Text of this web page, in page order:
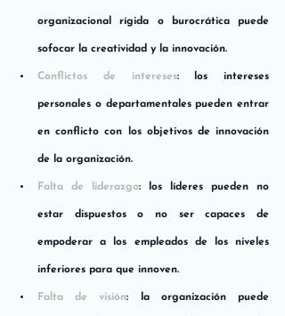
organizacional rígida o burocrática puede
sofocar la creatividad y la innovación.
Conflictos de intereses: los intereses
personales o departamentales pueden entrar
en conflicto con los objetivos de innovación
de la organización.
Falta de liderazgo: los líderes pueden no
estar dispuestos o no ser capaces de
empoderar a los empleados de los niveles
inferiores para que innoven.
Falta de visión: la organización puede